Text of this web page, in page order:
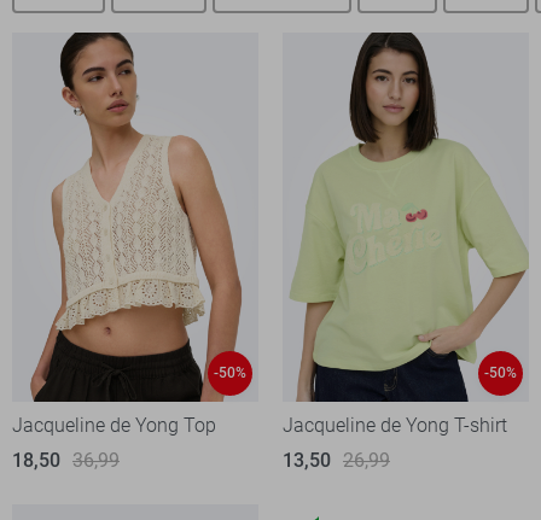
-50%
Jacqueline de Yong Top
18,50 36,99
-50%
Jacqueline de Yong T-shirt
13,50 26,99